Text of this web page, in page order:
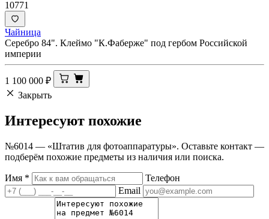
10771
Чайница
Серебро 84". Клеймо "К.Фаберже" под гербом Российской
империи
1 100 000 ₽
Закрыть
Интересуют похожие
№6014 — «Штатив для фотоаппаратуры». Оставьте контакт —
подберём похожие предметы из наличия или поиска.
Имя *
Телефон
Email